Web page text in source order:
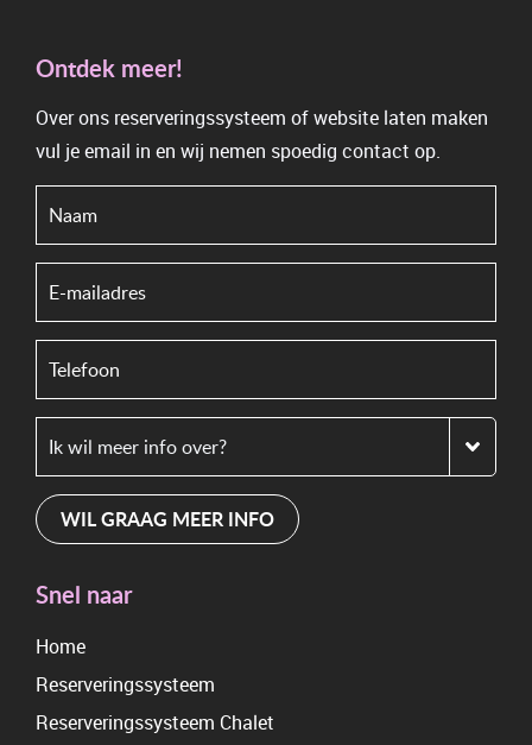
Ontdek meer!
Over ons reserveringssysteem of website laten maken
vul je email in en wij nemen spoedig contact op.
WIL GRAAG MEER INFO
Snel naar
Home
Reserveringssysteem
Reserveringssysteem Chalet